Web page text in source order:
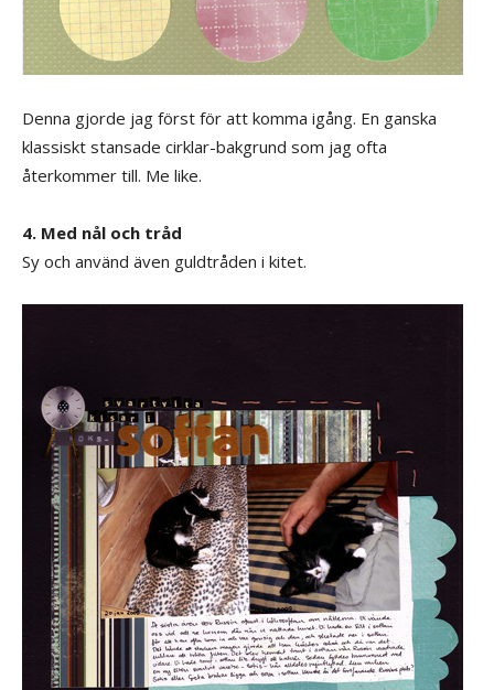
Denna gjorde jag först för att komma igång. En ganska
klassiskt stansade cirklar-bakgrund som jag ofta
återkommer till. Me like.
4. Med nål och tråd
Sy och använd även guldtråden i kitet.